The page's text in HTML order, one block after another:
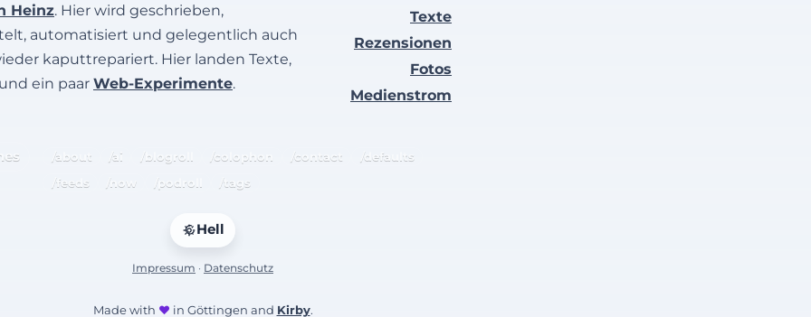
Heinz. Hier wird geschrieben,
automatisiert und gelegentlich auch
kaputtrepariert. Hier landen Texte,
ein paar Web-Experimente.
Texte
Rezensionen
Fotos
Medienstrom
/about /ai /blogroll /colophon /contact
/defaults
/feeds
/now /podroll /tags
Hell
Impressum · Datenschutz
Made with ♥ in Göttingen and Kirby.